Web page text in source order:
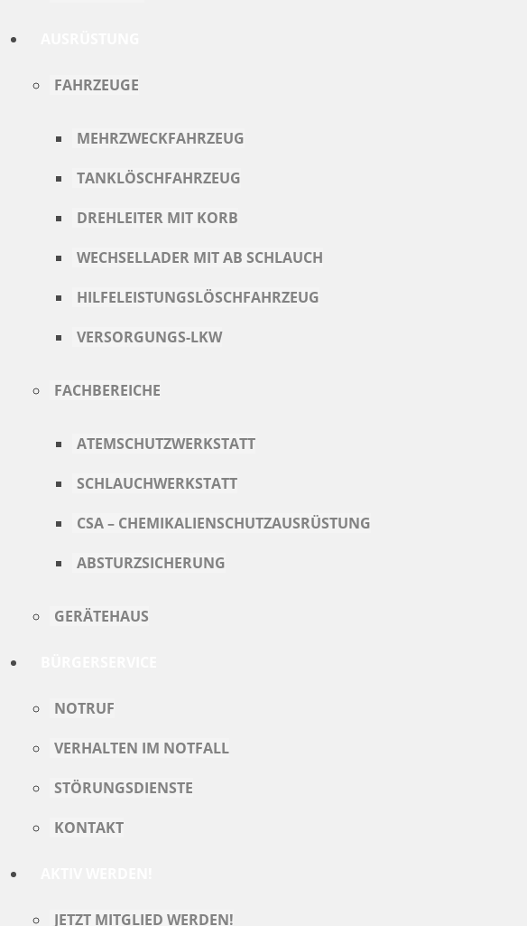
FAHRZEUGE
MEHRZWECKFAHRZEUG
TANKLÖSCHFAHRZEUG
DREHLEITER MIT KORB
WECHSELLADER MIT AB SCHLAUCH
HILFELEISTUNGSLÖSCHFAHRZEUG
VERSORGUNGS-LKW
FACHBEREICHE
ATEMSCHUTZWERKSTATT
SCHLAUCHWERKSTATT
CSA – CHEMIKALIENSCHUTZAUSRÜSTUNG
ABSTURZSICHERUNG
GERÄTEHAUS
NOTRUF
VERHALTEN IM NOTFALL
STÖRUNGSDIENSTE
KONTAKT
JETZT MITGLIED WERDEN!